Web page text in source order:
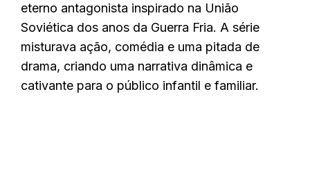
eterno antagonista inspirado na União
Soviética dos anos da Guerra Fria. A série
misturava ação, comédia e uma pitada de
drama, criando uma narrativa dinâmica e
cativante para o público infantil e familiar.